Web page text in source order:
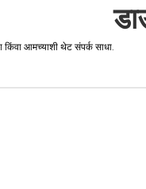
किंवा आमच्याशी थेट संपर्क साधा.